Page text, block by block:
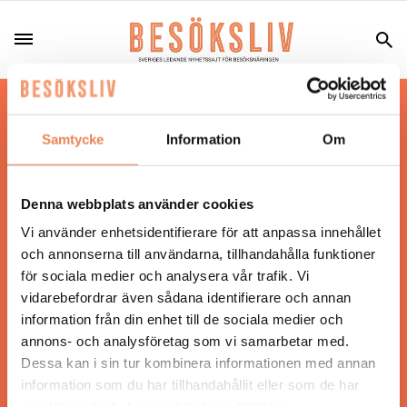
Samtycke Information Om
Denna webbplats använder cookies
Vi använder enhetsidentifierare för att anpassa innehållet
och annonserna till användarna, tillhandahålla funktioner
för sociala medier och analysera vår trafik. Vi
vidarebefordrar även sådana identifierare och annan
information från din enhet till de sociala medier och
annons- och analysföretag som vi samarbetar med.
Dessa kan i sin tur kombinera informationen med annan
information som du har tillhandahållit eller som de har
Hos oss läser du landets mest uppdaterade
nyheter och snackisar inom besöksnäringen.
Besöksliv i sin tryckta form är ett affärsmagasin
Tidningen ges ut avVisita
ANSVARIG UTGIVARE
Jonas Siljhammar
UPPHOVSRÄTT